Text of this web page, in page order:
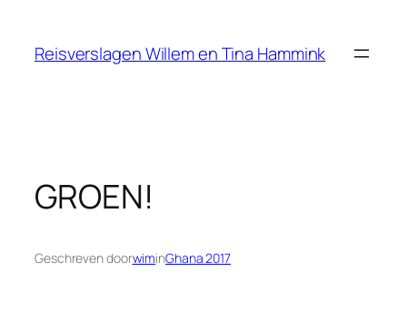
Reisverslagen Willem en Tina Hammink
GROEN!
Geschreven doorwiminGhana 2017